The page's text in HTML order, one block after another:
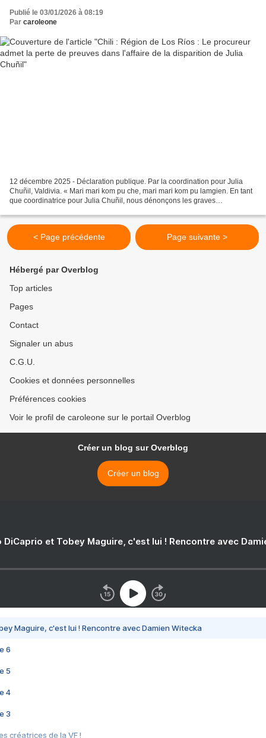
Publié le 03/01/2026 à 08:19
Par caroleone
12 décembre 2025 - Déclaration publique. Par la coordination pour Julia
Chuñil, Valdivia. « Mari mari kom pu che, mari mari kom pu lamgien. En tant
que coordinatrice pour Julia Chuñil, nous dénonçons les graves
< Page précédente Page suivante >
Hébergé par Overblog
Top articles
Pages
Contact
Signaler un abus
C.G.U.
Cookies et données personnelles
Préférences cookies
Voir le profil de caroleone sur le portail Overblog
Créer un blog sur Overblog
Créer un blog
DiCaprio et Tobey Maguire, c'est lui ! Rencontre avec
Maguire, c'est lui ! Rencontre avec Damien Witecka
6
5
4
3
créatrices de la VF !